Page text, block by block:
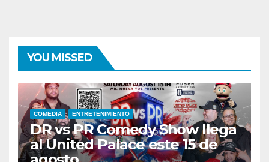
YOU MISSED
COMEDIA ENTRETENIMIENTO
DR vs PR Comedy Show llega
al United Palace este 15 de